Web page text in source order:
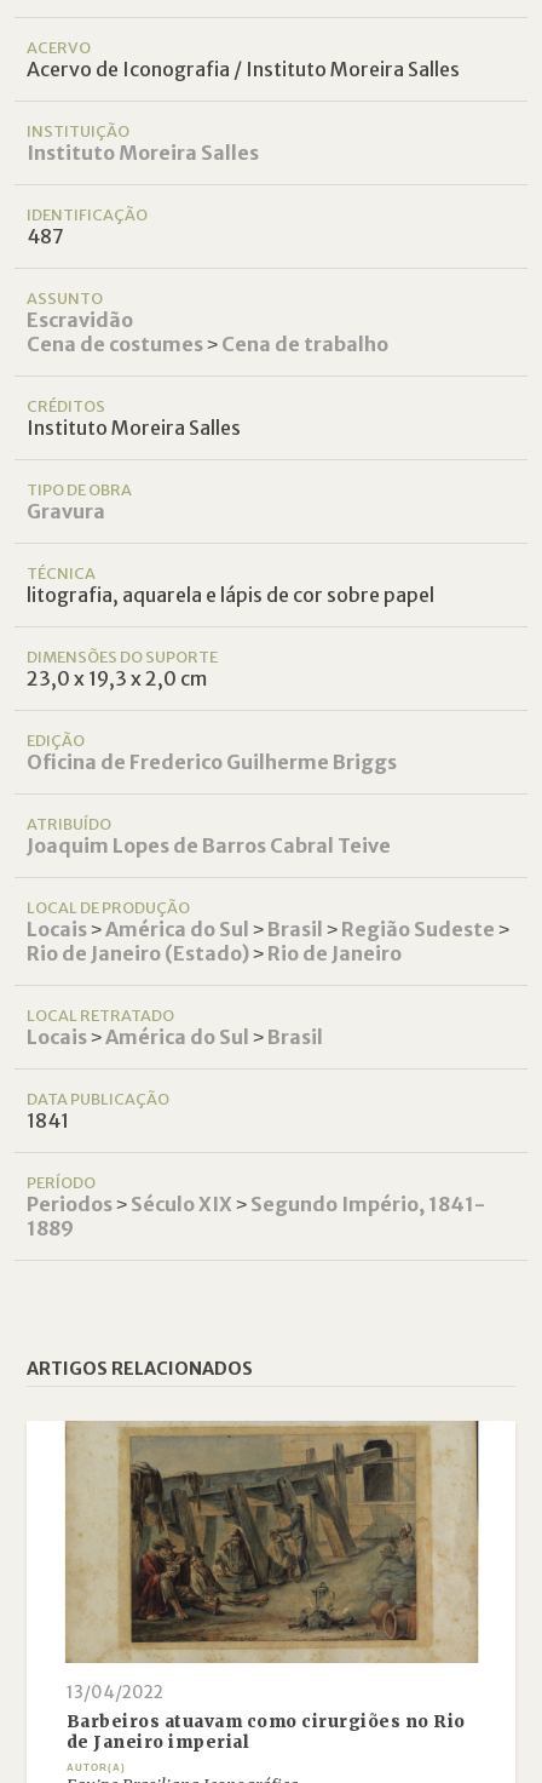
ACERVO
Acervo de Iconografia / Instituto Moreira Salles
INSTITUIÇÃO
Instituto Moreira Salles
IDENTIFICAÇÃO
487
ASSUNTO
Escravidão
Cena de costumes˃ Cena de trabalho
CRÉDITOS
Instituto Moreira Salles
TIPO DE OBRA
Gravura
TÉCNICA
litografia, aquarela e lápis de cor sobre papel
DIMENSÕES DO SUPORTE
23,0 x 19,3 x 2,0 cm
EDIÇÃO
Oficina de Frederico Guilherme Briggs
ATRIBUÍDO
Joaquim Lopes de Barros Cabral Teive
LOCAL DE PRODUÇÃO
Locais˃América do Sul ˃ Brasil ˃ Região Sudeste ˃
Rio de Janeiro (Estado)˃ Rio de Janeiro
LOCAL RETRATADO
Locais˃América do Sul ˃ Brasil
DATA PUBLICAÇÃO
1841
PERÍODO
Periodos˃ Século XIX ˃ Segundo Império, 1841-
1889
ARTIGOS RELACIONADOS
13/04/2022
Barbeiros atuavam como cirurgiões no Rio
de Janeiro imperial
AUTOR(A)